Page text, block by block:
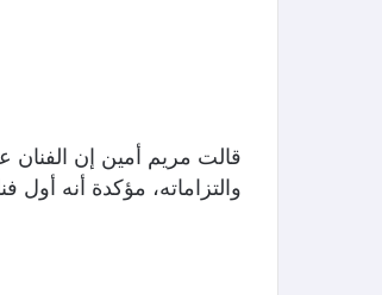
قالت مريم أمين إن الفنان
والتزاماته، مؤكدة أنه